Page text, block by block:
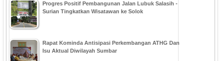
Progres Positif Pembangunan Jalan Lubuk Salasih -
Surian Tingkatkan Wisatawan ke Solok
Rapat Kominda Antisipasi Perkembangan ATHG Dan
Isu Aktual Diwilayah Sumbar